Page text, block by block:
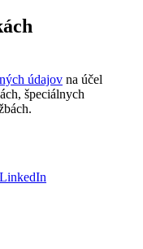
údajov na účel
špeciálnych
LinkedIn